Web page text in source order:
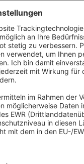
23
verlag.com
Uhr
Uhr
Folgen Sie uns